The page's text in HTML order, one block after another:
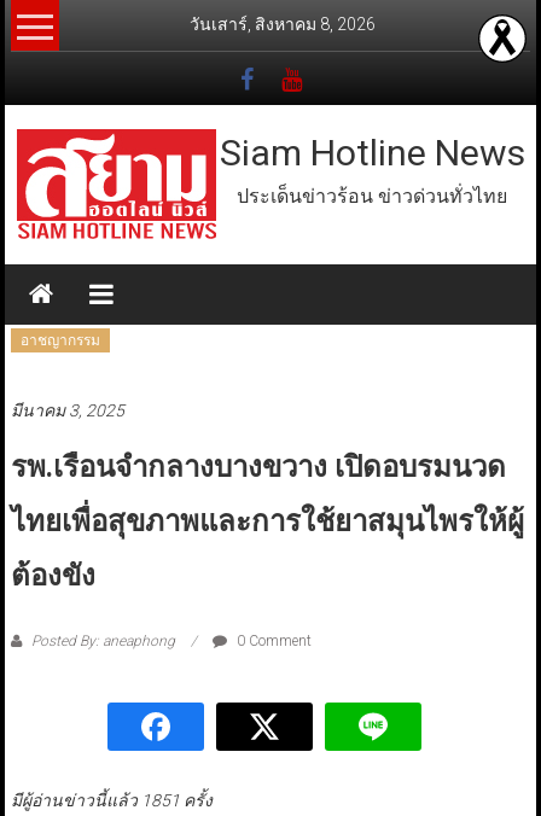
Skip
to
วันเสาร์, สิงหาคม 8, 2026
Siam Hotline News
ประเด็นข่าวร้อน ข่าวด่วนทั่วไทย
อาชญากรรม
มีนาคม 3, 2025
รพ.เรือนจำกลางบางขวาง เปิดอบรมนวด
ไทยเพื่อสุขภาพและการใช้ยาสมุนไพรให้ผู้
ต้องขัง
Posted By: aneaphong 0 Comment
มีผู้อ่านข่าวนี้แล้ว 1851 ครั้ง